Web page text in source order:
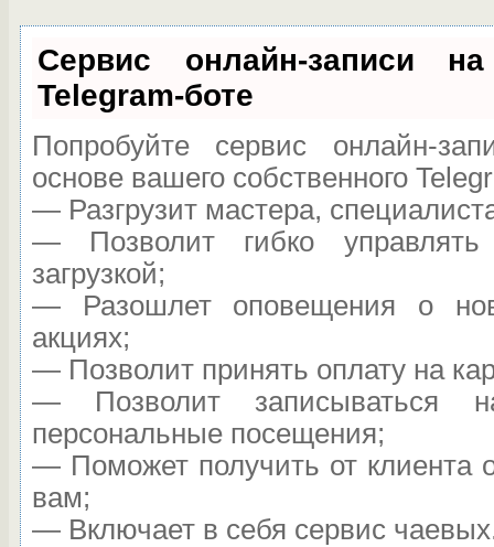
Сервис онлайн-записи
Telegram-боте
Попробуйте сервис онлайн-
основе вашего собственного
— Разгрузит мастера,
— Позволит гибко
загрузкой;
— Разошлет оповещения о
акциях;
— Позволит принять оплату на
— Позволит записываться
персональные посещения;
— Поможет получить от клиента
вам;
— Включает в себя сервис